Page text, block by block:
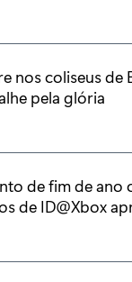
nos coliseus de
pela glória
de fim de ano
de ID@Xbox